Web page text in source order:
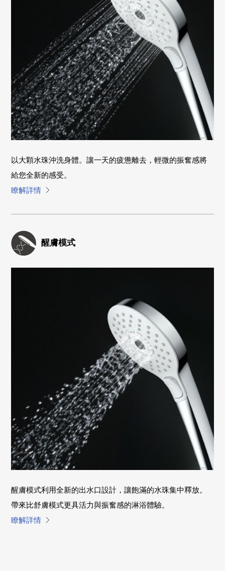
以大顆水珠沖洗身體。讓一天的疲憊離去，輕微的振奮感將
給您全新的感受。
瞭解詳情
醒膚模式
醒膚模式利用全新的出水口設計，讓飽滿的水珠集中釋放。
帶來比舒膚模式更具活力與振奮感的淋浴體驗。
瞭解詳情